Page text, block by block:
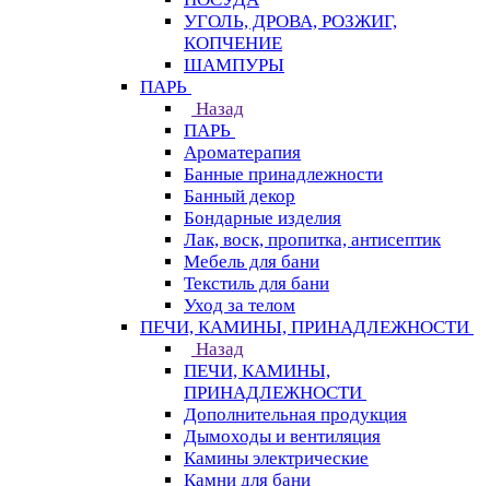
УГОЛЬ, ДРОВА, РОЗЖИГ,
КОПЧЕНИЕ
ШАМПУРЫ
ПАРЬ
Назад
ПАРЬ
Ароматерапия
Банные принадлежности
Банный декор
Бондарные изделия
Лак, воск, пропитка, антисептик
Мебель для бани
Текстиль для бани
Уход за телом
ПЕЧИ, КАМИНЫ, ПРИНАДЛЕЖНОСТИ
Назад
ПЕЧИ, КАМИНЫ,
ПРИНАДЛЕЖНОСТИ
Дополнительная продукция
Дымоходы и вентиляция
Камины электрические
Камни для бани